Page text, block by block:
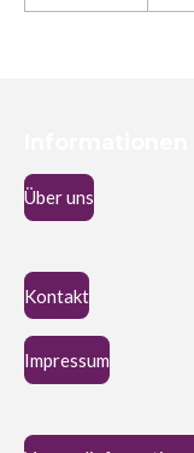
Über uns
Kontakt
Impressum